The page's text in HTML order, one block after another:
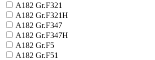
A182 Gr.F321
A182 Gr.F321H
A182 Gr.F347
A182 Gr.F347H
A182 Gr.F5
A182 Gr.F51